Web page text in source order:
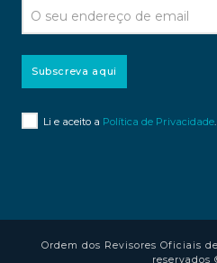
Subscreva aqui
Li e aceito a Política de Privacidade.
Ordem dos Revisores Oficiais
reservados